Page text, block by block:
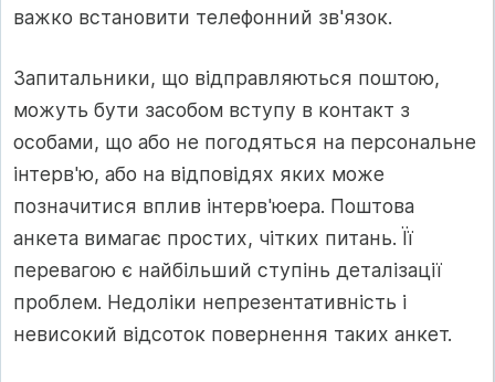
важко встановити телефонний зв'язок.
Запитальники, що відправляються поштою,
можуть бути засобом вступу в контакт з
особами, що або не погодяться на персональне
інтерв'ю, або на відповідях яких може
позначитися вплив інтерв'юера. Поштова
анкета вимагає простих, чітких питань. Її
перевагою є найбільший ступінь деталізації
проблем. Недоліки непрезентативність і
невисокий відсоток повернення таких анкет.